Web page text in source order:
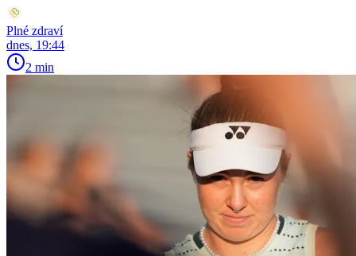
Plné zdraví
dnes, 19:44
2 min